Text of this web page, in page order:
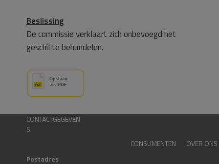
Beslissing
De commissie verklaart zich onbevoegd het
geschil te behandelen.
CONTACTGEGEVEN
S
Postadres
CONSUMENTEN OVER ONS